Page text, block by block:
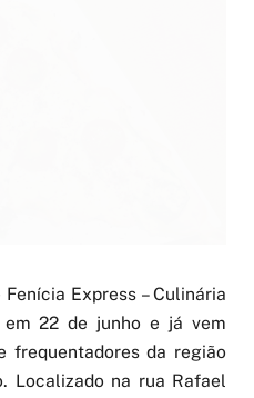
Express – Culinária
22 de junho e já vem
frequentadores da região
Localizado na rua Rafael